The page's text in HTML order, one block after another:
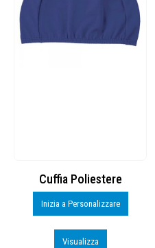
Cuffia Poliestere
Inizia a Personalizzare
Visualizza